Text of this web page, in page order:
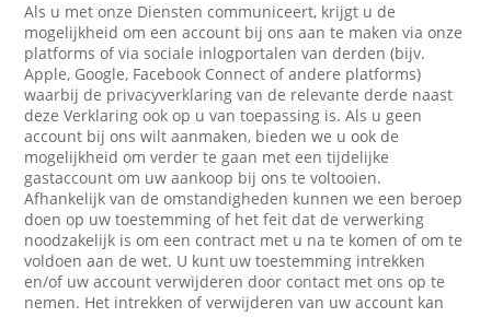
Als u met onze Diensten communiceert, krijgt u de
mogelijkheid om een account bij ons aan te maken via onze
platforms of via sociale inlogportalen van derden (bijv.
Apple, Google, Facebook Connect of andere platforms)
waarbij de privacyverklaring van de relevante derde naast
deze Verklaring ook op u van toepassing is. Als u geen
account bij ons wilt aanmaken, bieden we u ook de
mogelijkheid om verder te gaan met een tijdelijke
gastaccount om uw aankoop bij ons te voltooien.
Afhankelijk van de omstandigheden kunnen we een beroep
doen op uw toestemming of het feit dat de verwerking
noodzakelijk is om een contract met u na te komen of om te
voldoen aan de wet. U kunt uw toestemming intrekken
en/of uw account verwijderen door contact met ons op te
nemen. Het intrekken of verwijderen van uw account kan